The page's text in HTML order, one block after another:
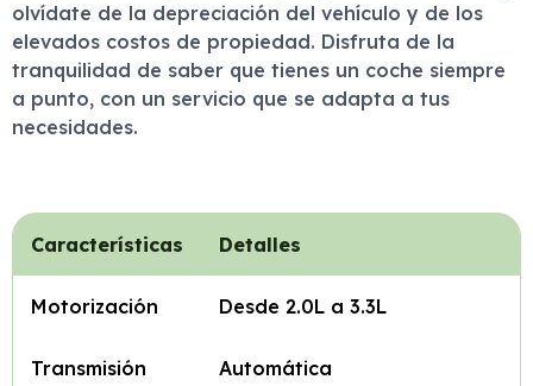
olvídate de la depreciación del vehículo y de los
elevados costos de propiedad. Disfruta de la
tranquilidad de saber que tienes un coche siempre
a punto, con un servicio que se adapta a tus
necesidades.
Características Detalles
Motorización Desde 2.0L a 3.3L
Transmisión Automática